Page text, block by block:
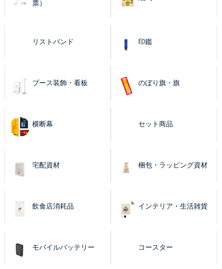
票）
リストバンド 印鑑
ブース装飾・看板 のぼり旗・旗
横断幕 セット商品
宅配資材 梱包・ラッピング資材
飲食店消耗品 インテリア・生活雑貨
モバイルバッテリー コースター